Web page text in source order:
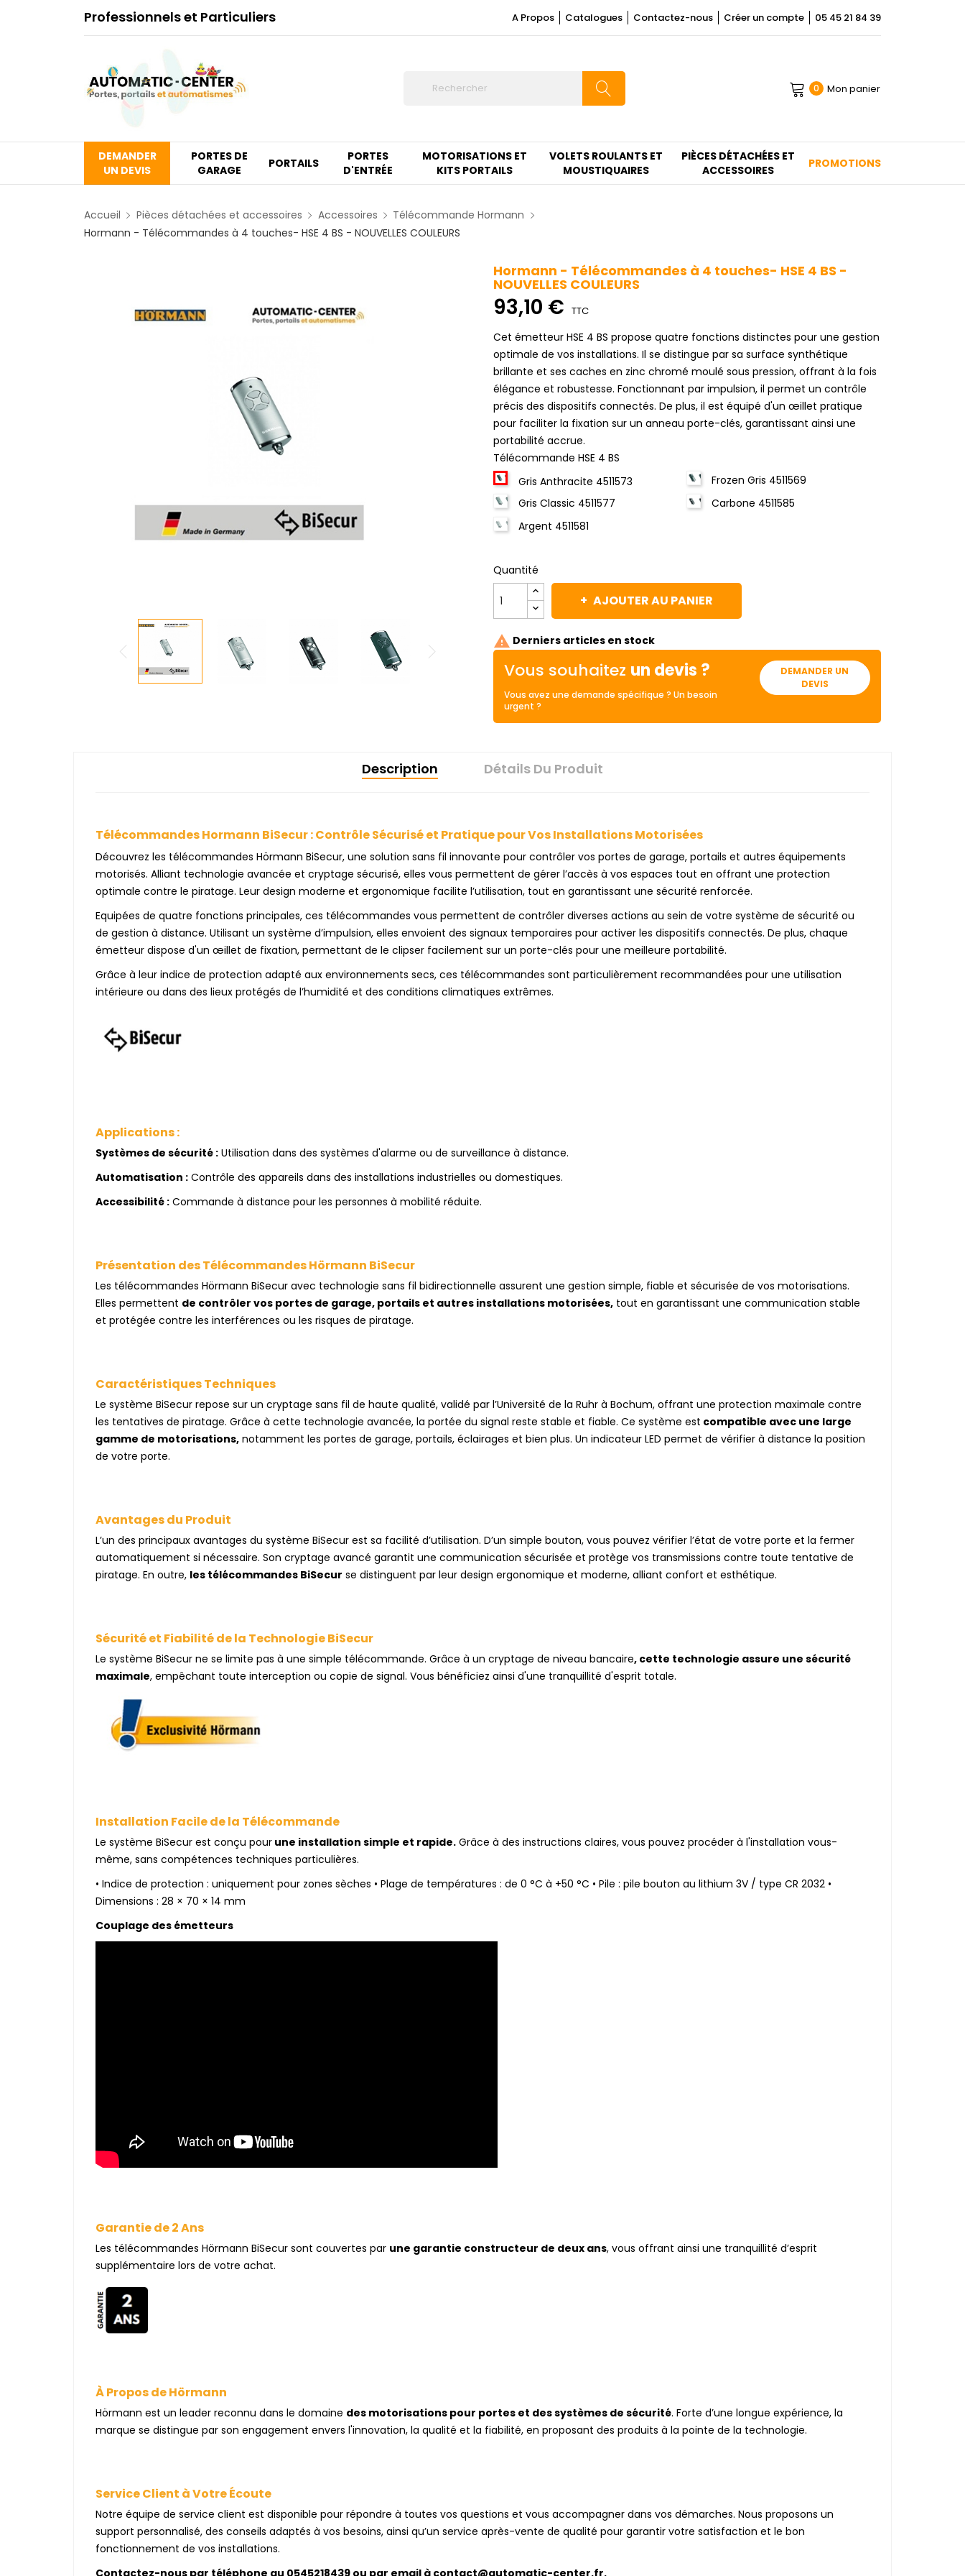
Professionnels et Particuliers A Propos Catalogues Contactez-nous Créer un compte 05 45 21 84 39
0 Mon panier
DEMANDER
UN DEVIS
PORTES DE
GARAGE
PORTAILS
PORTES
D'ENTRÉE
MOTORISATIONS ET
KITS PORTAILS
VOLETS ROULANTS ET
MOUSTIQUAIRES
PIÈCES DÉTACHÉES ET
ACCESSOIRES
PROMOTIONS
Accueil Pièces détachées et accessoires Accessoires
Télécommande Hormann
Hormann - Télécommandes à 4 touches- HSE 4 BS - NOUVELLES COULEURS
Hormann - Télécommandes à 4 touches- HSE 4 BS -
NOUVELLES COULEURS
93,10 € TTC
Cet émetteur HSE 4 BS propose quatre fonctions distinctes pour une gestion
optimale de vos installations. Il se distingue par sa surface synthétique
brillante et ses caches en zinc chromé moulé sous pression, offrant à la fois
élégance et robustesse. Fonctionnant par impulsion, il permet un contrôle
précis des dispositifs connectés. De plus, il est équipé d'un œillet pratique
pour faciliter la fixation sur un anneau porte-clés, garantissant ainsi une
portabilité accrue.
Télécommande HSE 4 BS
Gris Anthracite 4511573
Frozen Gris 4511569
Gris Classic 4511577
Carbone 4511585
Argent 4511581
Quantité
AJOUTER AU PANIER
 Derniers articles en stock
Vous souhaitez un devis ?
Vous avez une demande spécifique ? Un besoin
urgent ?
DEMANDER UN
DEVIS
Description Détails Du Produit
Télécommandes Hormann BiSecur : Contrôle Sécurisé et Pratique pour Vos Installations Motorisées
Découvrez les télécommandes Hörmann BiSecur, une solution sans fil innovante pour contrôler vos portes de garage, portails et autres équipements
motorisés. Alliant technologie avancée et cryptage sécurisé, elles vous permettent de gérer l’accès à vos espaces tout en offrant une protection
optimale contre le piratage. Leur design moderne et ergonomique facilite l’utilisation, tout en garantissant une sécurité renforcée.
Equipées de quatre fonctions principales, ces télécommandes vous permettent de contrôler diverses actions au sein de votre système de sécurité ou
de gestion à distance. Utilisant un système d’impulsion, elles envoient des signaux temporaires pour activer les dispositifs connectés. De plus, chaque
émetteur dispose d'un œillet de fixation, permettant de le clipser facilement sur un porte-clés pour une meilleure portabilité.
Grâce à leur indice de protection adapté aux environnements secs, ces télécommandes sont particulièrement recommandées pour une utilisation
intérieure ou dans des lieux protégés de l’humidité et des conditions climatiques extrêmes.
Applications :
Systèmes de sécurité : Utilisation dans des systèmes d'alarme ou de surveillance à distance.
Automatisation : Contrôle des appareils dans des installations industrielles ou domestiques.
Accessibilité : Commande à distance pour les personnes à mobilité réduite.
Présentation des Télécommandes Hörmann BiSecur
Les télécommandes Hörmann BiSecur avec technologie sans fil bidirectionnelle assurent une gestion simple, fiable et sécurisée de vos motorisations.
Elles permettent de contrôler vos portes de garage, portails et autres installations motorisées, tout en garantissant une communication stable
et protégée contre les interférences ou les risques de piratage.
Caractéristiques Techniques
Le système BiSecur repose sur un cryptage sans fil de haute qualité, validé par l’Université de la Ruhr à Bochum, offrant une protection maximale contre
les tentatives de piratage. Grâce à cette technologie avancée, la portée du signal reste stable et fiable. Ce système est compatible avec une large
gamme de motorisations, notamment les portes de garage, portails, éclairages et bien plus. Un indicateur LED permet de vérifier à distance la position
de votre porte.
Avantages du Produit
L’un des principaux avantages du système BiSecur est sa facilité d’utilisation. D’un simple bouton, vous pouvez vérifier l’état de votre porte et la fermer
automatiquement si nécessaire. Son cryptage avancé garantit une communication sécurisée et protège vos transmissions contre toute tentative de
piratage. En outre, les télécommandes BiSecur se distinguent par leur design ergonomique et moderne, alliant confort et esthétique.
Sécurité et Fiabilité de la Technologie BiSecur
Le système BiSecur ne se limite pas à une simple télécommande. Grâce à un cryptage de niveau bancaire, cette technologie assure une sécurité
maximale, empêchant toute interception ou copie de signal. Vous bénéficiez ainsi d'une tranquillité d'esprit totale.
Installation Facile de la Télécommande
Le système BiSecur est conçu pour une installation simple et rapide. Grâce à des instructions claires, vous pouvez procéder à l'installation vous-
même, sans compétences techniques particulières.
• Indice de protection : uniquement pour zones sèches • Plage de températures : de 0 °C à +50 °C • Pile : pile bouton au lithium 3V / type CR 2032 •
Dimensions : 28 × 70 × 14 mm
Couplage des émetteurs
Garantie de 2 Ans
Les télécommandes Hörmann BiSecur sont couvertes par une garantie constructeur de deux ans, vous offrant ainsi une tranquillité d’esprit
supplémentaire lors de votre achat.
À Propos de Hörmann
Hörmann est un leader reconnu dans le domaine des motorisations pour portes et des systèmes de sécurité. Forte d’une longue expérience, la
marque se distingue par son engagement envers l'innovation, la qualité et la fiabilité, en proposant des produits à la pointe de la technologie.
Service Client à Votre Écoute
Notre équipe de service client est disponible pour répondre à toutes vos questions et vous accompagner dans vos démarches. Nous proposons un
support personnalisé, des conseils adaptés à vos besoins, ainsi qu’un service après-vente de qualité pour garantir votre satisfaction et le bon
fonctionnement de vos installations.